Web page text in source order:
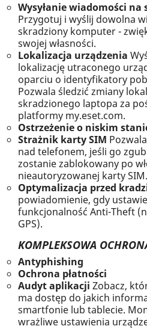
Wysyłanie wiadomości
Przygotuj i wyślij dowolna
skradziony komputer -
swojej własności.
Lokalizacja urządzenia
lokalizację utraconego
oparciu o identyfikatory
Pozwala śledzić zmiany
skradzionego laptopa za
platformy my.eset.com.
Ostrzeżenie o niskim
Strażnik karty SIM
nad telefonem, jeśli go
zostanie zablokowany po
nieautoryzowanej karty SIM.
Optymalizacja przed
powiadomienie, gdy
funkcjonalność Anti-Theft
GPS).
KOMPLEKSOWA
Antyphishing
Ochrona płatności
Audyt aplikacji Zobacz,
ma dostęp do jakich
smartfonie lub tablecie.
wrażliwe ustawienia